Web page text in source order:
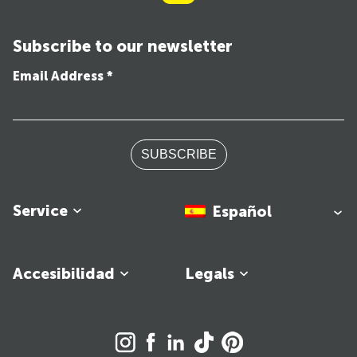
Service
Legals
Accesibilidad
Subscribe to our newsletter
Email Address *
SUBSCRIBE
Español